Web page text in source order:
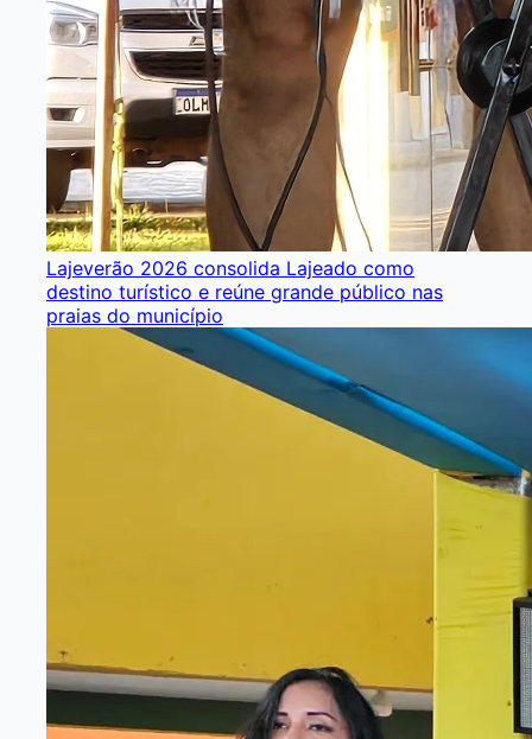
Lajeverão 2026 consolida Lajeado como
destino turístico e reúne grande público nas
praias do município